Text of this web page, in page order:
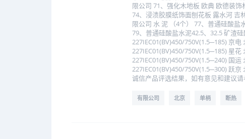
限公司 71、强化木地板 欧典 欧德装
74、浸渍胶膜纸饰面刨花板 露水河 吉
限公司 水 泥 （4个） 77、普通硅酸盐
79、普通硅酸盐水泥42.5、32.5 矿渣
227IEC01(BV)450/750V(1.5─185) 京
227IEC01(BV)450/750V(1.5─185) 星
227IEC01(BV)450/750V(1.5─240) 国
227IEC01(BV)450/750V(1.5─300) 跃
诚信产品评选结果，如有意见和建议
有限公司 北京 单柄 断热